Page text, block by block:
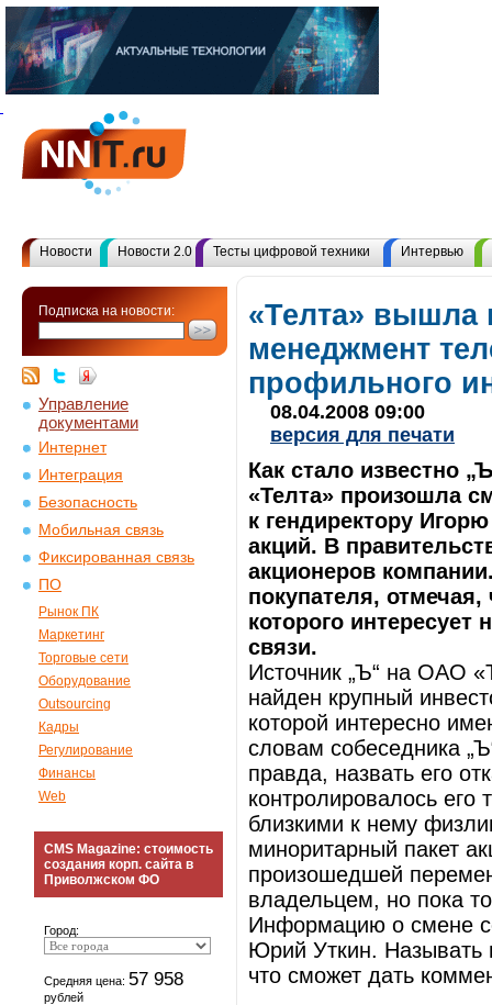
Новости Новости 2.0 Тесты цифровой техники Интервью
Подписка на новости:
Управление
документами
Интернет
Интеграция
Безопасность
Мобильная связь
Фиксированная связь
ПО
Рынок ПК
Маркетинг
Торговые сети
Оборудование
Outsourcing
Кадры
Регулирование
Финансы
Web
CMS Magazine: стоимость
создания корп. сайта в
Приволжском ФО
Город:
Средняя цена: 57 958
рублей
«Телта» вышла
менеджмент
профильного
08.04.2008 09:00
версия для печати
Как стало известно
«Телта» произошла
к гендиректору
акций. В
акционеров
покупателя,
которого интересует
связи.
Источник „Ъ“ на ОАО
найден крупный
которой интересно
словам собеседника
правда, назвать его
контролировалось
близкими к нему
миноритарный пакет
произошедшей
владельцем, но пока
Информацию о смене
Юрий Уткин. Называть
что сможет дать